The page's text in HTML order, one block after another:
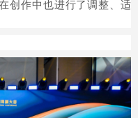
创作中也进行了调整、适